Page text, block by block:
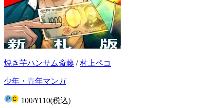
焼き芋ハンサム斎藤 /村上ペコ
少年・青年マンガ
100/¥110(税込)